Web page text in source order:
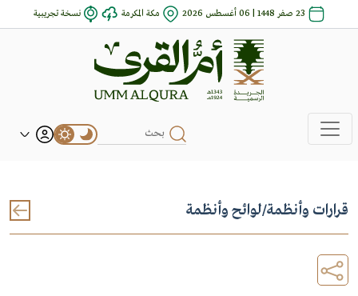
23 صفر 1448 | 06 أغسطس 2026 مكة المكرمة نسخة تجريبية
قرارات وأنظمة/لوائح وأنظمة